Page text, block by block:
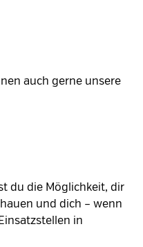
auch gerne unsere
du die Möglichkeit, dir
und dich – wenn
in